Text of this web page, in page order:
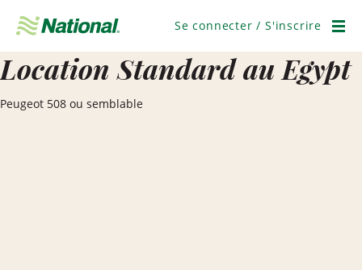
navigation
Se connecter / S'inscrire
Location Standard au Egypt
Peugeot 508 ou semblable